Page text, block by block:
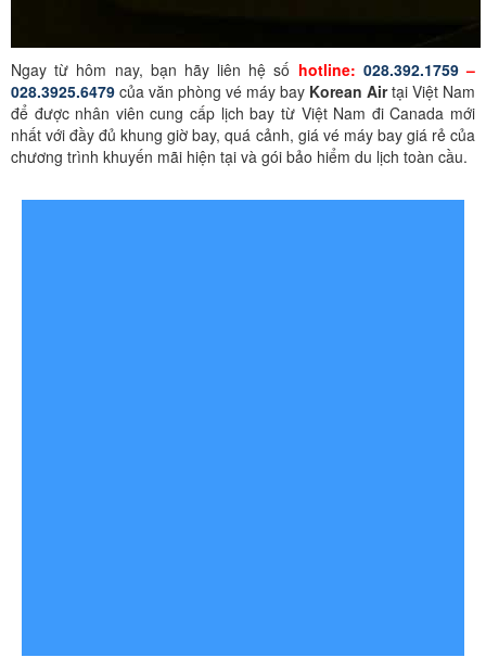
Ngay từ hôm nay, bạn hãy liên hệ số hotline: 028.392.1759–
028.3925.6479 của văn phòng vé máy bay Korean Airtại Việt Nam
để được nhân viên cung cấp lịch bay từ Việt Nam đi Canada mới
nhất với đầy đủ khung giờ bay, quá cảnh, giá vé máy bay giá rẻ của
chương trình khuyến mãi hiện tại và gói bảo hiểm du lịch toàn cầu.